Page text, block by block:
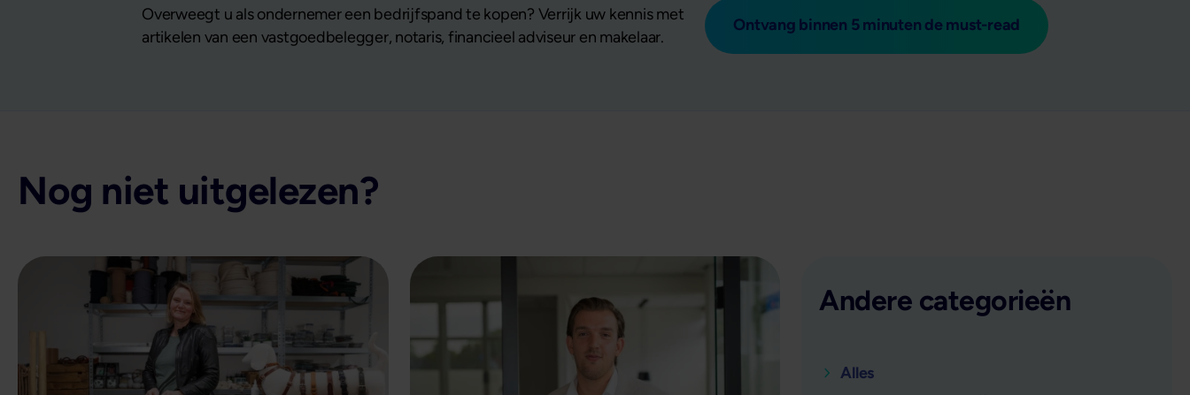
Overweegt u als ondernemer een bedrijfspand te kopen? Verrijk uw kennis met
artikelen van een vastgoedbelegger, notaris, financieel adviseur en makelaar.
Ontvang binnen 5 minuten de must-read
Nog niet uitgelezen?
Andere categorieën
Alles